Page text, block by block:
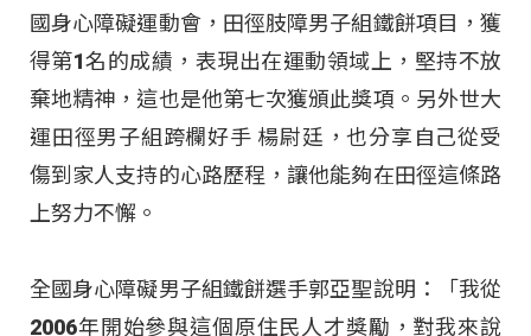
國身心障礙運動會，田徑肢障男子組鐵餅項目，獲
得第1名的成績，表現出在運動領域上，堅持不放
棄地精神，這也是他第七次獲頒此獎項。另外世大
運田徑男子組跨欄好手 楊尉廷，也分享自己從受
傷到家人支持的心路歷程，讓他能夠在田徑這條路
上努力不懈。
全國身心障礙男子組鐵餅選手郭亞聖說明：「我從
2006年開始參與這個原住民人才獎勵，對我來說